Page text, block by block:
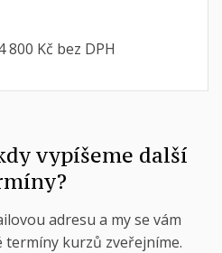
800 Kč bez DPH
vypíšeme další
adresu a my se vám
termíny kurzů zveřejníme.